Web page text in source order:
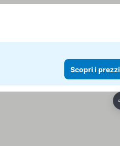
Scopri i prezzi